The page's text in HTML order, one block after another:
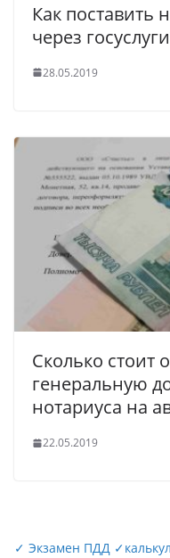
Как поставить
через
28.05.2019
Сколько стоит
генеральную
нотариуса на
22.05.2019
✓ Экзамен ПДД ✓